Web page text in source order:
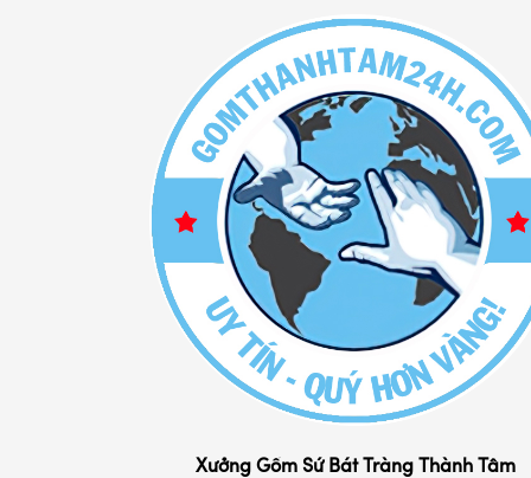
Xưởng Gốm Sứ Bát Tràng Thành Tâm
Bình lọ hoa sứ
Bình hút lộc gốm sứ đẹp
Bình rượu - nậm rượu sứ
Cốc sứ - ly tách cafe
Chum rượu - vò rượu
Đĩa sứ lưu niệm in logo
Khay đựng mứt kẹo
Chính Sách Bảo Hành
Chính Sách Đổi Trả
Chính Sách Vận Chuyển
Phương Thức Thanh Toán